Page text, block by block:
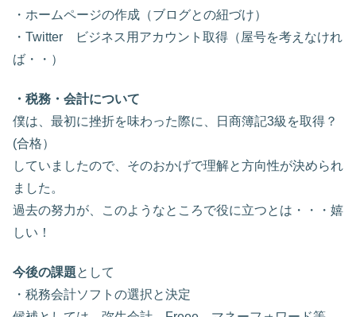
・ホームページの作成（ブログとの紐づけ）
・Twitter ビジネス用アカウント取得（屋号を考えなけれ
ば・・）
・税務・会計について
僕は、最初に挫折を味わった際に、日商簿記3級を取得？
(合格）
していましたので、そのおかげで理解と方向性が決められ
ました。
過去の努力が、このようなところで役に立つとは・・・嬉
しい！
今後の課題として
・税務会計ソフトの選択と決定